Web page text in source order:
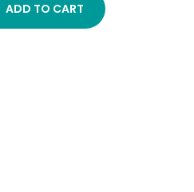
ADD TO CART